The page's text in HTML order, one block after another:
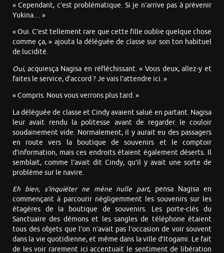
« Cependant, c’est problématique. Si je n’arrive pas à prévenir
Yukina… »
« Oui. C’est tellement rare que cette fille oublie quelque chose
comme ça, » ajouta la déléguée de classe sur son ton habituel
de lucidité.
Oui, acquiesça Nagisa en réfléchissant. « Vous deux, allez-y et
faites le service, d’accord ? Je vais l’attendre ici. »
« Compris. Nous vous verrons plus tard. »
La déléguée de classe et Cindy avaient salué en partant. Nagisa
leur avait rendu la politesse avant de regarder le couloir
soudainement vide. Normalement, il y aurait eu des passagers
en route vers la boutique de souvenirs et le comptoir
d’information, mais ces endroits étaient également déserts. Il
semblait, comme l’avait dit Cindy, qu’il y avait une sorte de
problème sur le navire.
Eh bien, s’inquiéter ne mène nulle part, pensa Nagisa en
commençant à parcourir négligemment les souvenirs sur les
étagères de la boutique de souvenirs. Les porte-clés du
Sanctuaire des démons et les sangles de téléphone étaient
tous des objets que l’on n’avait pas l’occasion de voir souvent
dans la vie quotidienne, et même dans la ville d’Itogami. Le fait
de les voir rarement ici accentuait le sentiment de libération